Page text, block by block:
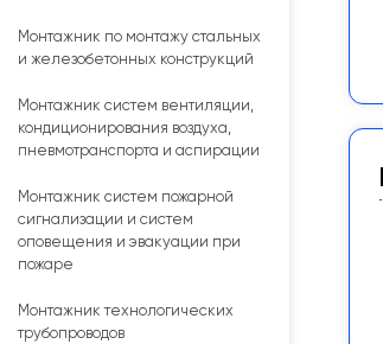
Монтажник по монтажу стальных
и железобетонных конструкций
Монтажник систем вентиляции,
кондиционирования воздуха,
пневмотранспорта и аспирации
Монтажник систем пожарной
сигнализации и систем
оповещения и эвакуации при
пожаре
Монтажник технологических
трубопроводов